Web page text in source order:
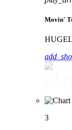
Movin'
3